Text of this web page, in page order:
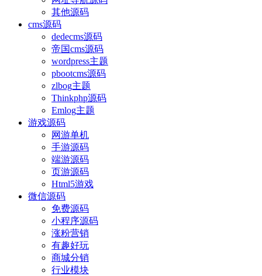
其他源码
cms源码
dedecms源码
帝国cms源码
wordpress主题
pbootcms源码
zlbog主题
Thinkphp源码
Emlog主题
游戏源码
网游单机
手游源码
端游源码
页游源码
Html5游戏
微信源码
免费源码
小程序源码
涨粉营销
有趣好玩
商城分销
行业模块